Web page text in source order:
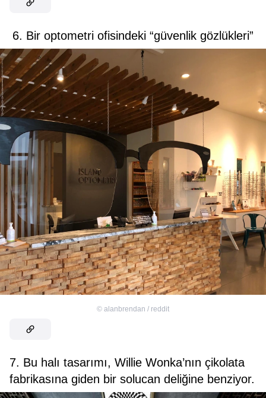
6. Bir optometri ofisindeki “güvenlik gözlükleri”
© alanbrendan / reddit
7. Bu halı tasarımı, Willie Wonka’nın çikolata
fabrikasına giden bir solucan deliğine benziyor.